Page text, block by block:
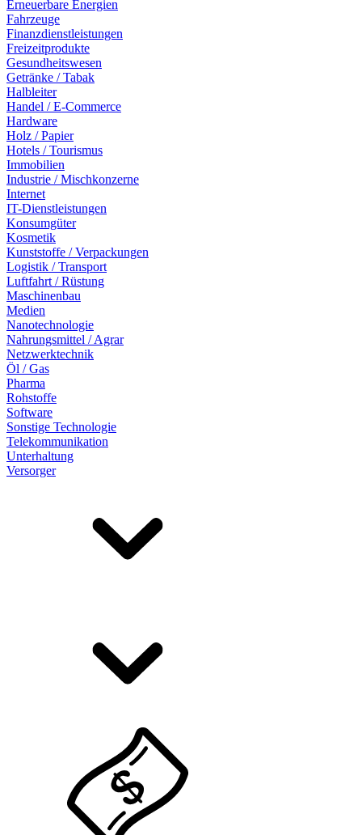
Erneuerbare Energien
Fahrzeuge
Finanzdienstleistungen
Freizeitprodukte
Gesundheitswesen
Getränke / Tabak
Halbleiter
Handel / E-Commerce
Hardware
Holz / Papier
Hotels / Tourismus
Immobilien
Industrie / Mischkonzerne
Internet
IT-Dienstleistungen
Konsumgüter
Kosmetik
Kunststoffe / Verpackungen
Logistik / Transport
Luftfahrt / Rüstung
Maschinenbau
Medien
Nanotechnologie
Nahrungsmittel / Agrar
Netzwerktechnik
Öl / Gas
Pharma
Rohstoffe
Software
Sonstige Technologie
Telekommunikation
Unterhaltung
Versorger